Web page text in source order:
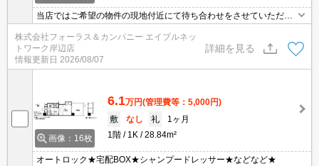
当店ではご希望の物件の現地付近にて待ち合わせをさせていただき
ご内覧いただくサービスや、主要駅までのお迎えサービスも実施中
です。詳しくは 当店「０１２０－９６７－０９９」にお気軽にお問
合せ下さい♪
株式会社フォーラス＆カンパニー エイブルネッ
トワーク岸辺店
情報更新日 2026/08/07
詳細を見る
画像：16枚
6.1万円(管理費等：5,000円)
敷
なし 礼
1ヶ月
1階
1K 28.84m²
オートロック★宅配BOX★シャンプードレッサー★などなど★